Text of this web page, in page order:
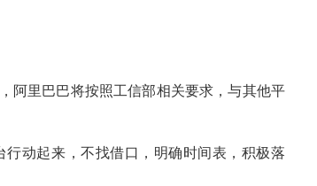
阿里巴巴将按照工信部相关要求，与其他平
动起来，不找借口，明确时间表，积极落